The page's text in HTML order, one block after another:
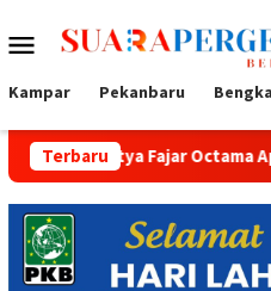
ke
Menu
Mobile
Kampar Pekanbaru
Terbaru
Octama Apresiasi